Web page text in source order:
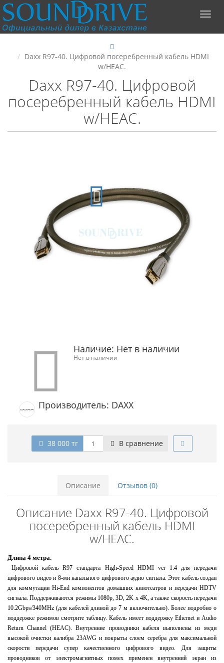
Daxx R97-40. Цифровой посеребренный кабель HDMI
w/HEAC.
Daxx R97-40. Цифровой
посеребренный кабель HDMI
w/HEAC.
Наличие: Нет в наличии
Нет в наличии
Производитель: DAXX
38 000 тг В сравнение
Описание Отзывов (0)
Описание Daxx R97-40. Цифровой
посеребренный кабель HDMI
w/HEAC.
Длина 4 метра.
Цифровой кабель R97 стандарта High-Speed HDMI ver 1.4 для передачи
цифрового видео и 8-ми канального цифрового аудио сигнала. Этот кабель создан
для коммутации Hi-End компонентов домашних кинотеатров и передачи HDTV
сигнала. Поддерживаются режимы 1080p, 3D, 2K x 4K, а также скорость передачи
10.2Gbps/340MHz (для кабелей длиной до 7 м включительно). Более подробно о
поддержке режимов смотрите таблицу. Кабель имеет поддержку Ethernet и Audio
Return Channel (HEAC). Внутренние проводники кабеля выполнены из меди
высокой очистки калибра 23AWG и покрыты слоем серебра для максимальной
скорости передачи супер качественного цифрового видео. Для защиты
проводников от электромагнитных помех применен внутренний экран из